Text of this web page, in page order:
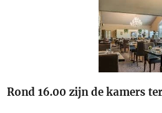
Rond 16.00 zijn de kamers